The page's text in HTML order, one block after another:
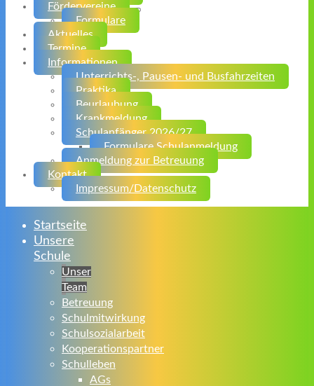
Fördervereine
Formulare
Aktuelles
Termine
Informationen
Unterrichts-, Pausen- und Busfahrzeiten
Praktika
Beurlaubung
Krankmeldung
Schulanfänger 2026/27
Formulare Schulanmeldung
Anmeldung zur Betreuung
Kontakt
Impressum/Datenschutz
Startseite
Unsere
Schule
Unser
Team
Betreuung
Schulmitwirkung
Schulsozialarbeit
Kooperationspartner
Schulleben
AGs